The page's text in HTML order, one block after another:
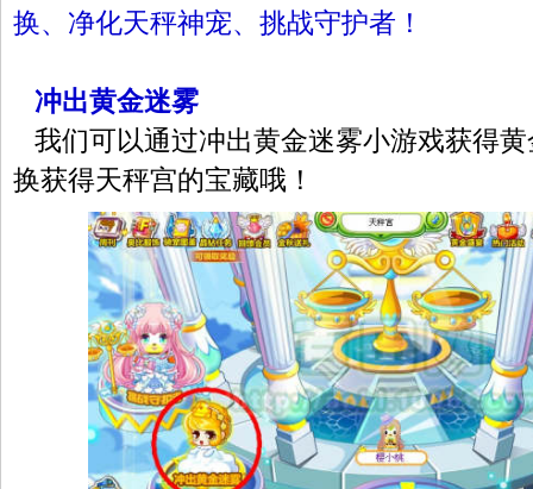
换、净化天秤神宠、挑战守护者！
冲出黄金迷雾
我们可以通过冲出黄金迷雾小游戏获得
换获得天秤宫的宝藏哦！